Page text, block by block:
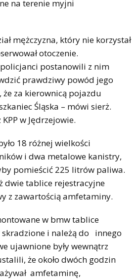
na terenie myjni
mężczyzna, który nie korzystał
otoczenie.
postanowili z nim
prawdziwy powód jego
że za kierownicą pojazdu
Śląska – mówi sierż.
w Jędrzejowie.
18 różnej wielkości
i dwa metalowe kanistry,
pomieścić 225 litrów paliwa.
dwie tablice rejestracyjne
z zawartością amfetaminy.
w bmw tablice
skradzione i należą do innego
ujawnione były wewnątrz
że około dwóch godzin
amfetaminę,